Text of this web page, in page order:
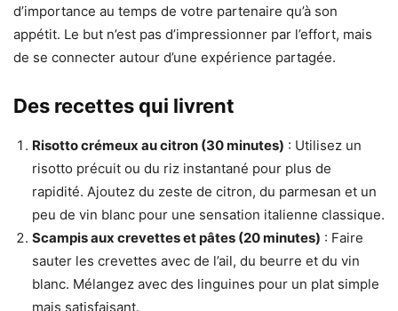
d’importance au temps de votre partenaire qu’à son
appétit. Le but n’est pas d’impressionner par l’effort, mais
de se connecter autour d’une expérience partagée.
Des recettes qui livrent
Risotto crémeux au citron (30 minutes) : Utilisez un
risotto précuit ou du riz instantané pour plus de
rapidité. Ajoutez du zeste de citron, du parmesan et un
peu de vin blanc pour une sensation italienne classique.
Scampis aux crevettes et pâtes (20 minutes) : Faire
sauter les crevettes avec de l’ail, du beurre et du vin
blanc. Mélangez avec des linguines pour un plat simple
mais satisfaisant.